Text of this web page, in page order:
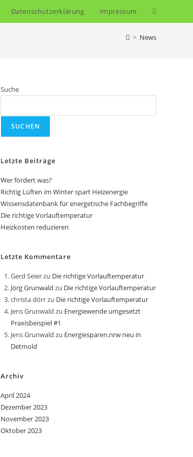
Datenschutzerklärung Impressum Website-
Suche
> News
Suche
SUCHEN
Letzte Beiträge
Wer fördert was?
Richtig Lüften im Winter spart Heizenergie
Wissensdatenbank für energetische Fachbegriffe
Die richtige Vorlauftemperatur
Heizkosten reduzieren
Letzte Kommentare
Gerd Seierzu Die richtige Vorlauftemperatur
Jörg Grunwald zu Die richtige Vorlauftemperatur
christa dörrzu Die richtige Vorlauftemperatur
Jens Grunwald zu Energiewende umgesetzt
Praxisbeispiel #1
Jens Grunwald zu Energiesparen.nrw neu in
Detmold
Archiv
April 2024
Dezember 2023
November 2023
Oktober 2023